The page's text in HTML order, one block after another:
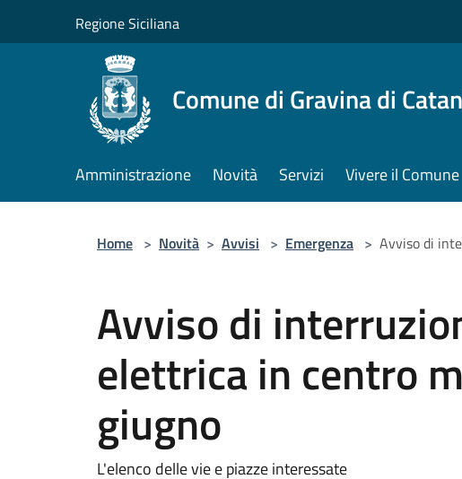
Regione Siciliana
Comune di Gravina di
Amministrazione Novità Servizi Vivere il Comune
Home > Novità > Avvisi > Emergenza > Avviso di
Avviso di
elettrica in centro
giugno
L'elenco delle vie e piazze interessate